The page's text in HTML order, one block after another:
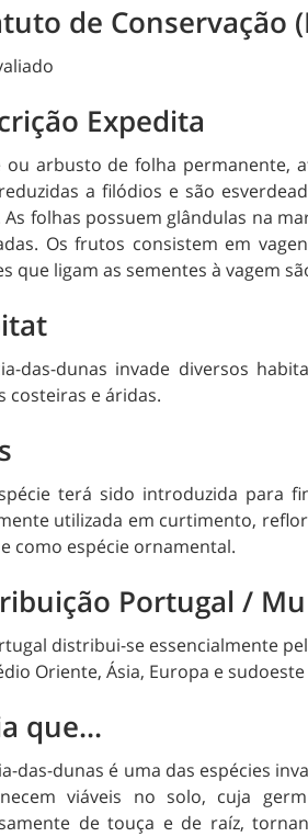
de Conservação
Expedita
ou arbusto de folha permanente,
a filódios e são
As folhas possuem glândulas na
Os frutos consistem em
que ligam as sementes à vagem
das-dunas invade diversos
costeiras e áridas.
terá sido introduzida para
utilizada em curtimento,
como espécie ornamental.
Portugal /
distribui-se essencialmente
Oriente, Ásia, Europa e
que...
das-dunas é uma das espécies
viáveis no solo, cuja
de touça e de raíz,